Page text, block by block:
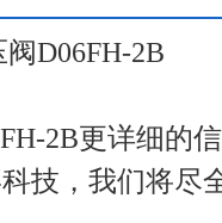
D06FH-2B
2B更详细的
技，我们将尽